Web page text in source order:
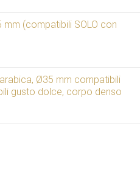
mm (compatibili SOLO con
Ø35 mm compatibili
gusto dolce, corpo denso